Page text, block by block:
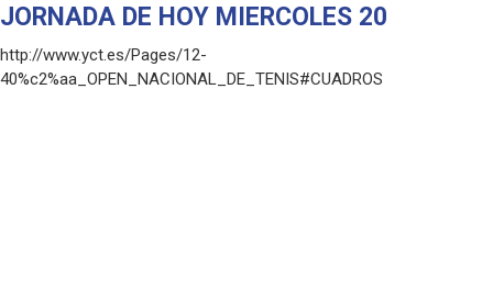
JORNADA DE HOY MIERCOLES 20
http://www.yct.es/Pages/12-
40%c2%aa_OPEN_NACIONAL_DE_TENIS#CUADROS